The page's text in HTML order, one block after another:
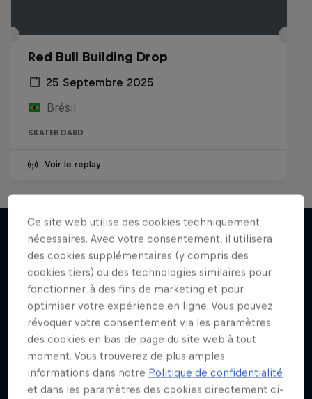
Red Bull Building Drop
25 Septembre 2025
Brésil
SKATEBOARD
Voir le replay
J'EN VEUX ENCORE !
Ce site web utilise des cookies techniquement
nécessaires. Avec votre consentement, il utilisera
des cookies supplémentaires (y compris des
cookies tiers) ou des technologies similaires pour
fonctionner, à des fins de marketing et pour
optimiser votre expérience en ligne. Vous pouvez
révoquer votre consentement via les paramètres
des cookies en bas de page du site web à tout
moment. Vous trouverez de plus amples
informations dans notre Politique de confidentialité
et dans les paramètres des cookies directement ci-